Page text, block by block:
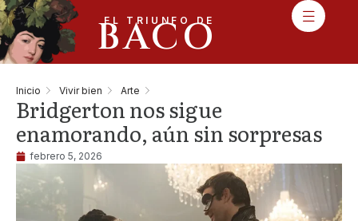
EL TRIUNFO DE
BACO
Inicio Vivir bien Arte
Bridgerton nos sigue
enamorando, aún sin sorpresas
febrero 5, 2026